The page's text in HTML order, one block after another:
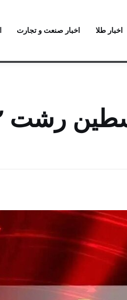
اخبار طلا اخبار صنعت و تجارت